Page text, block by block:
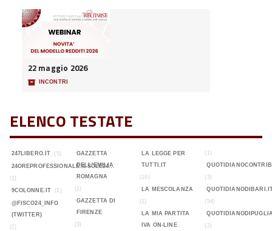
22 maggio 2026
📦 INCONTRI
ELENCO TESTATE
247LIBERO.IT (5)
24OREPROFESSIONALE.ILSOLE24...
(1)
9COLONNE.IT
(1)
@FISCO24_INFO
(TWITTER)
(1)
GAZZETTA
DELL'EMILIA
ROMAGNA
(1)
GAZZETTA DI
FIRENZE
(3)
LA LEGGE PER
TUTTI.IT
(16)
LA MESCOLANZA
(1)
LA MIA PARTITA
IVA ON-LINE
(1)
(3)
(54)
(2)